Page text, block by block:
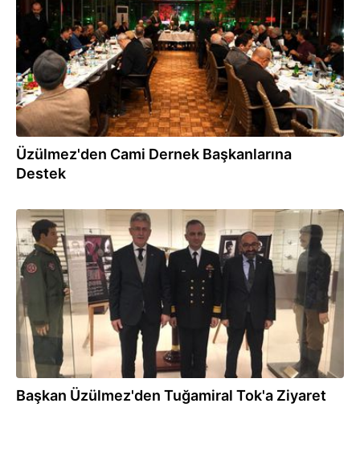
Üzülmez'den Cami Dernek Başkanlarına
Destek
15.12.2017
Başkan Üzülmez'den Tuğamiral Tok'a Ziyaret